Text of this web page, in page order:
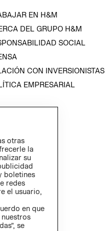
EN H&M
DEL GRUPO H&M
SOCIAL
CON INVERSIONISTAS
EMPRESARIAL
otras
la
su
boletines
redes
el usuario,
en que
se